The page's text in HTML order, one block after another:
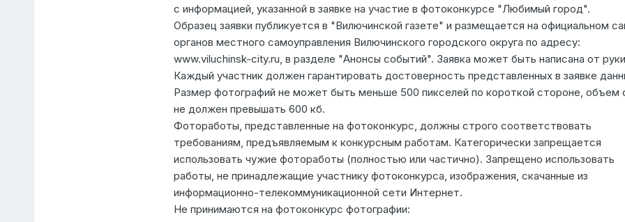
с информацией, указанной в заявке на участие в фотоконкурсе "Любимый город".
Образец заявки публикуется в "Вилючинской газете" и размещается на официальном
органов местного самоуправления Вилючинского городского округа по адресу:
www.viluchinsk-city.ru, в разделе "Анонсы событий". Заявка может быть написана от
Каждый участник должен гарантировать достоверность представленных в заявке
Размер фотографий не может быть меньше 500 пикселей по короткой стороне, объем
не должен превышать 600 кб.
Фотоработы, представленные на фотоконкурс, должны строго соответствовать
требованиям, предъявляемым к конкурсным работам. Категорически запрещается
использовать чужие фотоработы (полностью или частично). Запрещено использовать
работы, не принадлежащие участнику фотоконкурса, изображения, скачанные из
информационно-телекоммуникационной сети Интернет.
Не принимаются на фотоконкурс фотографии: